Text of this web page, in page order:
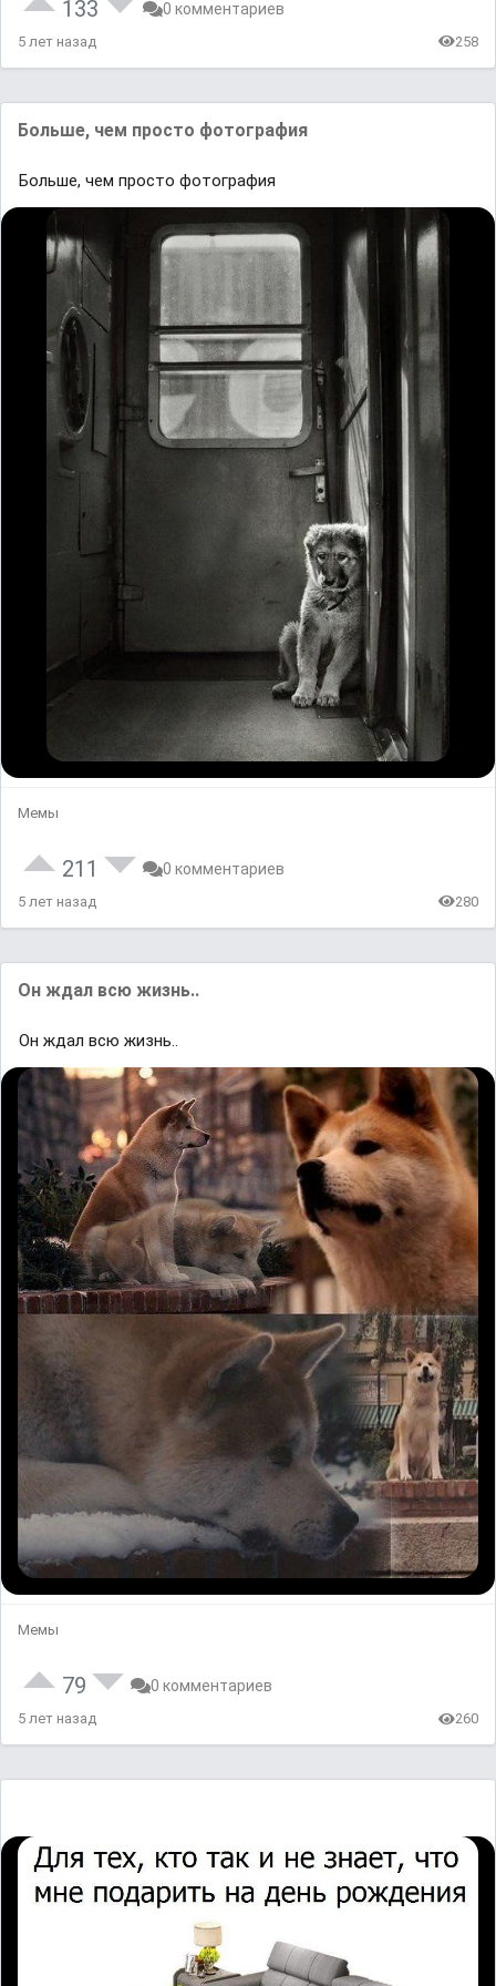
133 0 комментариев
5 лет назад 258
Больше, чем просто фотография
Больше, чем просто фотография
Мемы
211 0 комментариев
5 лет назад 280
Он ждал всю жизнь..
Он ждал всю жизнь..
Мемы
79 0 комментариев
5 лет назад 260